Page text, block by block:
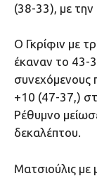
(38-33), με την
O Γκρίφιν με
έκαναν το 43-
συνεχόμενους
+10 (47-37,)
Ρέθυμνο
δεκαλέπτου.
Ματσιούλις με